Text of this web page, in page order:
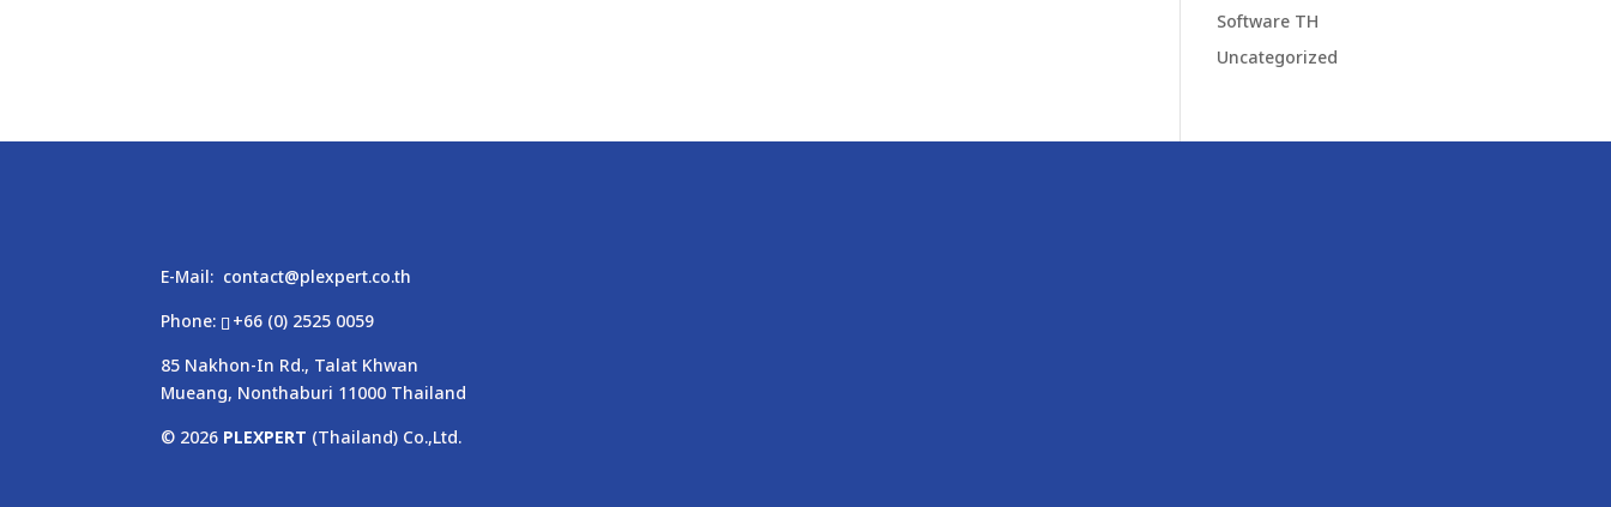
Software TH
Uncategorized
E-Mail: contact@plexpert.co.th
Phone:
+66 (0) 2525 0059
85 Nakhon-In Rd., Talat Khwan
Mueang, Nonthaburi 11000 Thailand
© 2026 PLEXPERT (Thailand) Co.,Ltd.